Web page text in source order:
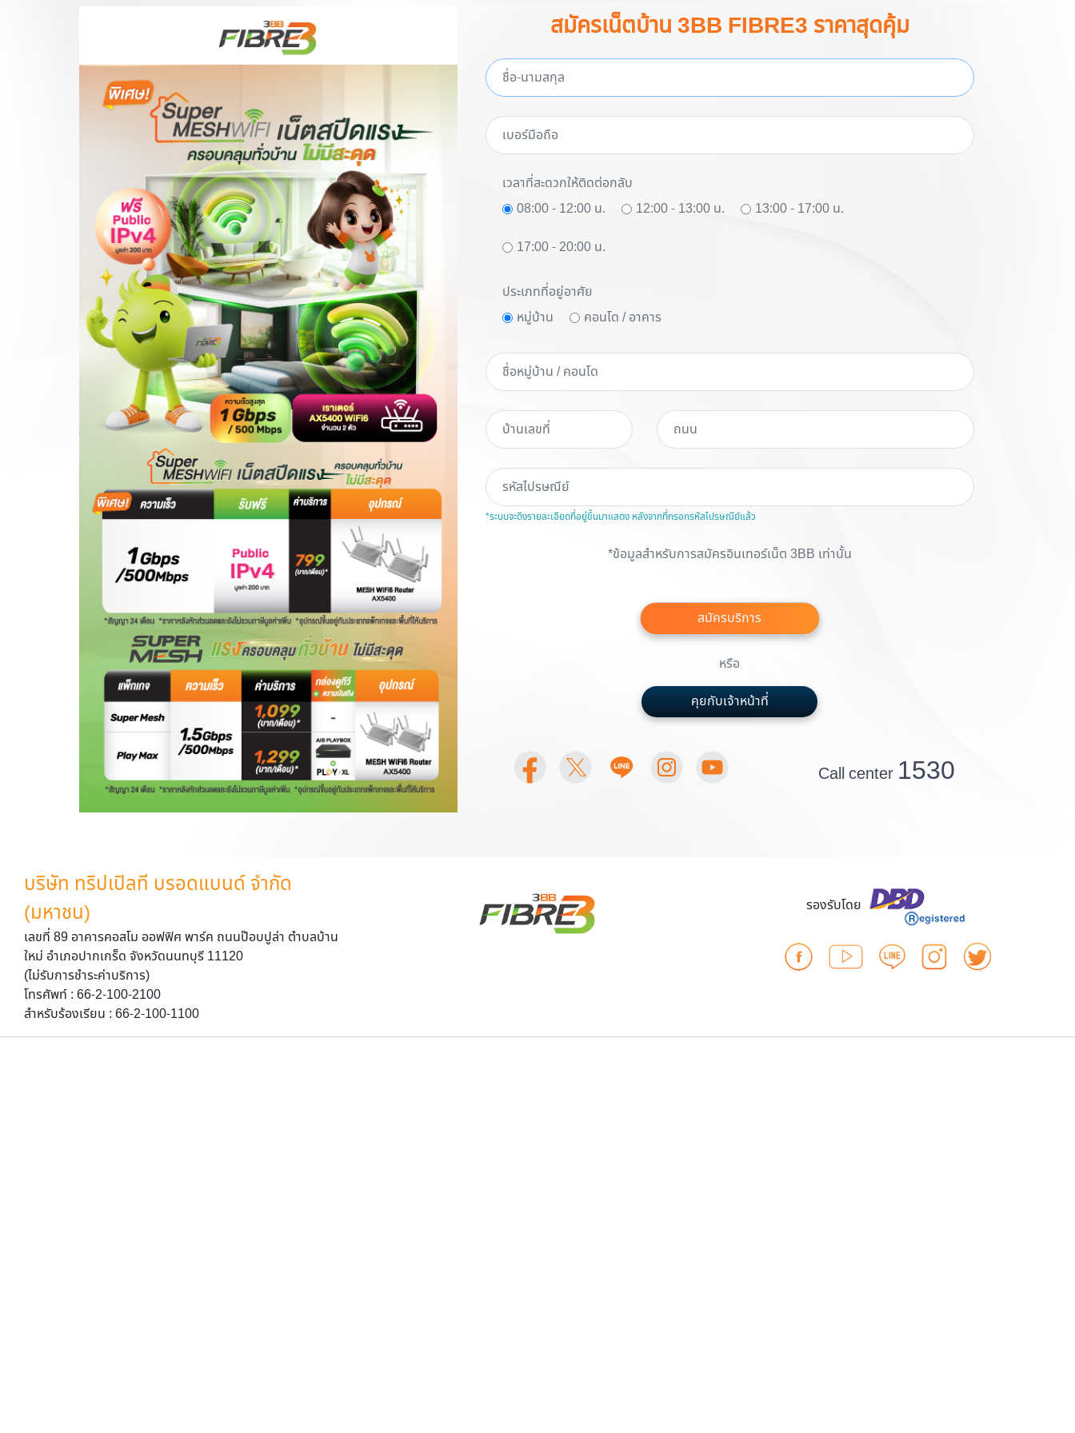
สมัครเน็ตบ้าน 3BB FIBRE3 ราคาสุดคุ้ม
เวลาที่สะดวกให้ติดต่อกลับ
08:00 - 12:00 น.
12:00 - 13:00 น.
13:00 - 17:00 น.
17:00 - 20:00 น.
ประเภทที่อยู่อาศัย
หมู่บ้าน
คอนโด / อาคาร
*ระบบจะดึงรายละเอียดที่อยู่ขึ้นมาแสดง หลังจากที่กรอกรหัสไปรษณีย์แล้ว
*ข้อมูลสำหรับการสมัครอินเทอร์เน็ต 3BB เท่านั้น
สมัครบริการ
หรือ
คุยกับเจ้าหน้าที่
Call center 1530
บริษัท ทริปเปิลที บรอดแบนด์ จำกัด
(มหาชน)
เลขที่ 89 อาคารคอสโม ออฟฟิศ พาร์ค ถนนป๊อบปูล่า ตำบลบ้าน
ใหม่ อำเภอปากเกร็ด จังหวัดนนทบุรี 11120
(ไม่รับการชำระค่าบริการ)
โทรศัพท์ : 66-2-100-2100
สำหรับร้องเรียน : 66-2-100-1100
รองรับโดย